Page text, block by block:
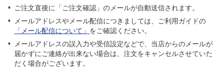
ご注文直後に「ご注文確認」のメールが自動送信されます。
メールアドレスやメール配信につきましては、ご利用ガイドの
「メール配信について」 をご確認ください。
メールアドレスの誤入力や受信設定などで、当店からのメールが
届かずにご連絡が出来ない場合は、注文をキャンセルさせていた
だく場合がございます。